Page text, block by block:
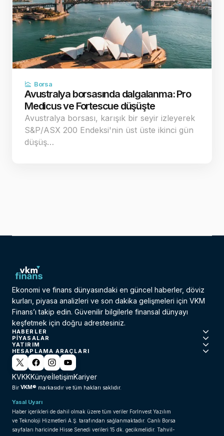
Borsa
Avustralya borsasında dalgalanma: Pro
Medicus ve Fortescue düşüşte
Avustralya borsası, karışık bir seyir izleyerek
S&P/ASX 200 Endeksi'nin üst üste ikinci gün
düşüş…
Ekonomi ve finans dünyasındaki en güncel haberler, döviz
kurları, piyasa analizleri ve son dakika gelişmeleri için VKM
Finans’ı takip edin. Güvenilir bilgilerle finansal dünyayı
keşfetmek için doğru adrestesiniz.
HABERLER
PIYASALAR
YATIRIM
HESAPLAMA ARAÇLARI
KVKKKünyeİletişimKariyer
Bir VKM® markasıdır ve tüm hakları saklıdır.
Yasal Uyarı
Haber içerikleri de dahil olmak üzere tüm veriler ForInvest Yazılım
ve Teknoloji Hizmetleri A.Ş. tarafından sağlanmaktadır. Canlı Borsa
sayfaları haricinde Hisse Senedi verileri 15 dk. gecikmelidir. Tahvil-